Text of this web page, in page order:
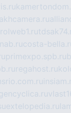
costa-
primexpo.spb.ru
regahost.ru
extelopedia.ru